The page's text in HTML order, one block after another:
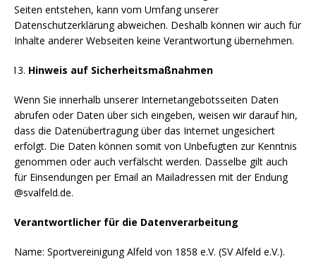
Seiten entstehen, kann vom Umfang unserer
Datenschutzerklärung abweichen. Deshalb können wir auch für
Inhalte anderer Webseiten keine Verantwortung übernehmen.
Hinweis auf Sicherheitsmaßnahmen
Wenn Sie innerhalb unserer Internetangebotsseiten Daten
abrufen oder Daten über sich eingeben, weisen wir darauf hin,
dass die Datenübertragung über das Internet ungesichert
erfolgt. Die Daten können somit von Unbefugten zur Kenntnis
genommen oder auch verfälscht werden. Dasselbe gilt auch
für Einsendungen per Email an Mailadressen mit der Endung
@svalfeld.de.
Verantwortlicher für die Datenverarbeitung
Name: Sportvereinigung Alfeld von 1858 e.V. (SV Alfeld e.V.).